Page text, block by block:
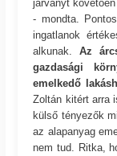
járványt
- mondta.
ingatlanok
alkunak.Az
gazdasági
emelkedő
Zoltán kitért arra
külső tényezők
az alapanyag
nem tud. Ritka,